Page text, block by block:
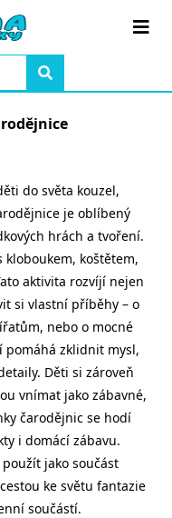
do světa kouzel,
je oblíbený
hrách a tvoření.
kloboukem, koštětem,
aktivita rozvíjí nejen
si vlastní příběhy – o
nebo o mocné
pomáhá zklidnit mysl,
Děti si zároveň
vnímat jako zábavné,
čarodějnic se hodí
i domácí zábavu.
jako součást
ke světu fantazie
součástí.